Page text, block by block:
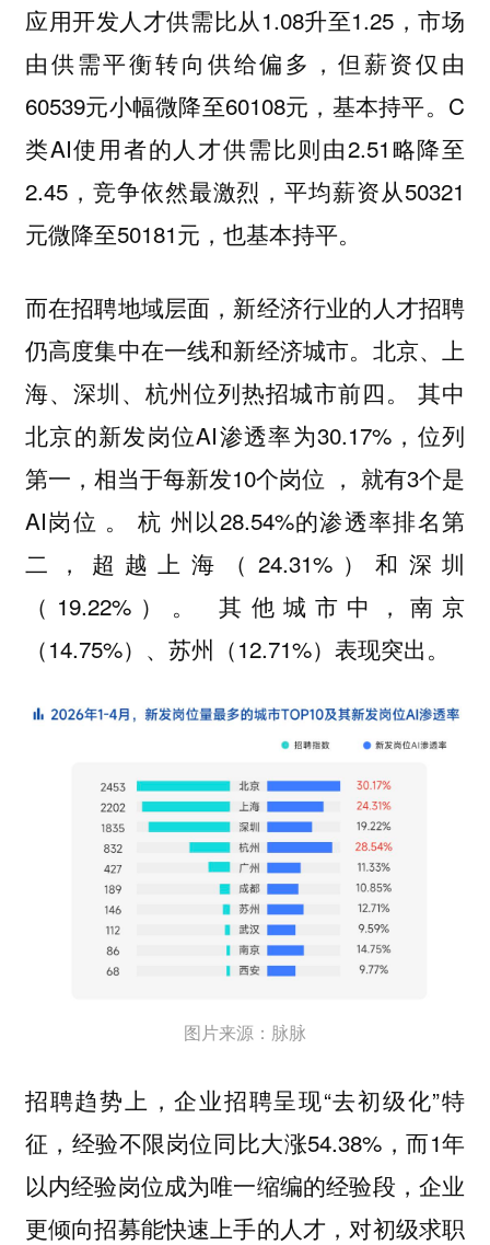
应⽤开发⼈才供需⽐从1.08升⾄1.25，市场
由供需平衡转向供给偏多，但薪资仅由
60539元⼩幅微降⾄60108元，基本持平。C
类AI使⽤者的⼈才供需⽐则由2.51略降⾄
2.45，竞争依然最激烈，平均薪资从50321
元微降⾄50181元，也基本持平。
而在招聘地域层面，新经济⾏业的⼈才招聘
仍⾼度集中在⼀线和新经济城市。北京、上
海、深圳、杭州位列热招城市前四。 其中
北京的新发岗位AI渗透率为30.17%，位列
第⼀，相当于每新发10个岗位 ， 就有3个是
AI岗位 。 杭 州以28.54%的渗透率排名第
⼆，超越上海（24.31%）和深圳
（19.22%）。 其他城市中，南京
（14.75%）、苏州（12.71%）表现突出。
图片来源：脉脉
招聘趋势上，企业招聘呈现“去初级化”特
征，经验不限岗位同比大涨54.38%，而1年
以内经验岗位成为唯一缩编的经验段，企业
更倾向招募能快速上手的人才，对初级求职